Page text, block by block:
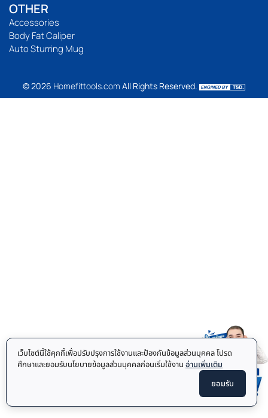
OTHER
Accessories
Body Fat Caliper
Auto Sturring Mug
© 2026 Homefittools.com All Rights Reserved.
เว็บไซต์นี้ใช้คุกกี้เพื่อปรับปรุงการใช้งานและป้องกันข้อมูลส่วนบุคคล โปรด
ศึกษาและยอมรับนโยบายข้อมูลส่วนบุคคลก่อนเริ่มใช้งาน อ่านเพิ่มเติม
ยอมรับ